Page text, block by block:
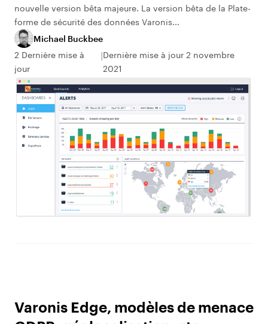
nouvelle version bêta majeure. La version bêta de la Plate-
forme de sécurité des données Varonis...
Michael Buckbee
2 Dernière mise à
jour
Dernière mise à jour 2 novembre
2021
Varonis Edge, modèles de menace